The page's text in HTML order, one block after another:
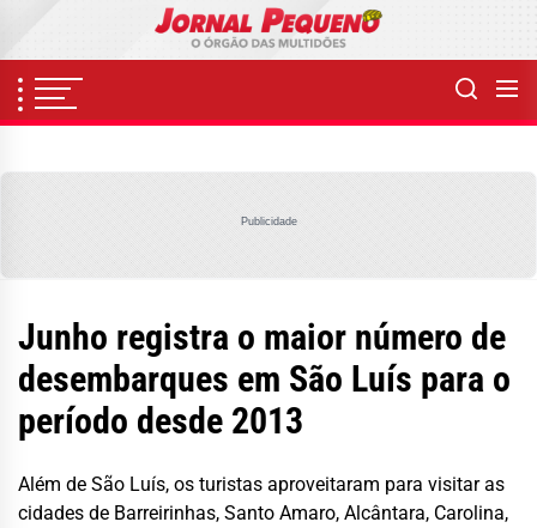
content
Publicidade
Junho registra o maior número de
desembarques em São Luís para o
período desde 2013
Além de São Luís, os turistas aproveitaram para visitar as
cidades de Barreirinhas, Santo Amaro, Alcântara, Carolina,